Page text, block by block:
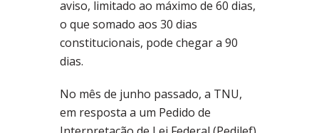
aviso, limitado ao máximo de 60 dias,
o que somado aos 30 dias
constitucionais, pode chegar a 90
dias.
No mês de junho passado, a TNU,
em resposta a um Pedido de